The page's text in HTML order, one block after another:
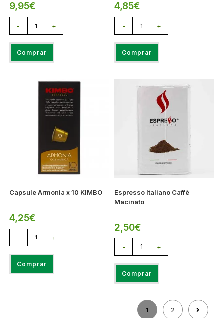
9,95€
- +
Comprar
4,85€
- +
Comprar
Capsule Armonia x 10 KIMBO
4,25€
- +
Comprar
Espresso Italiano Caffè
Macinato
2,50€
- +
Comprar
1 2